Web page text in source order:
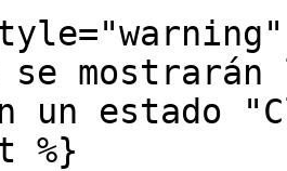
un estado
%}